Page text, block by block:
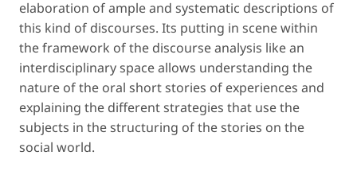
elaboration of ample and systematic descriptions of
this kind of discourses. Its putting in scene within
the framework of the discourse analysis like an
interdisciplinary space allows understanding the
nature of the oral short stories of experiences and
explaining the different strategies that use the
subjects in the structuring of the stories on the
social world.